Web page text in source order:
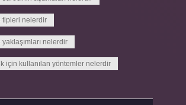
tipleri nelerdir
nelerdir
için kullanılan yöntemler nelerdir